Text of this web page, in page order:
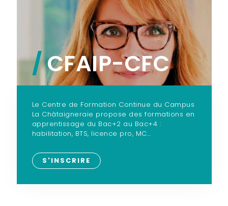
/CFAIP-CFC
Le Centre de Formation Continue du Campus
La Châtaigneraie propose des formations en
apprentissage du Bac+2 au Bac+4 :
habilitation, BTS, licence pro, MC…
S'INSCRIRE